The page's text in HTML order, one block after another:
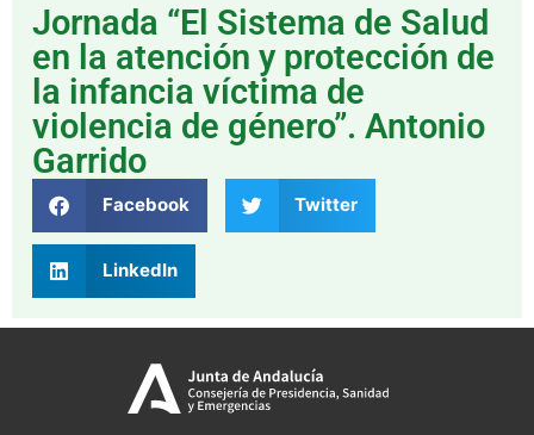
Jornada “El Sistema de Salud
en la atención y protección de
la infancia víctima de
violencia de género”. Antonio
Garrido
Facebook Twitter
LinkedIn